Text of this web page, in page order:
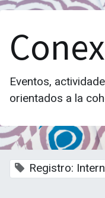
Eventos,
orientados a la
Registro: